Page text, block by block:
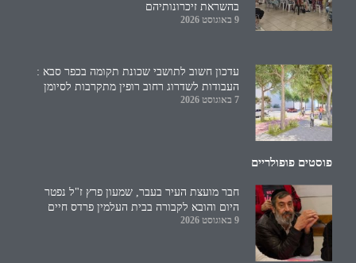
בהשראת זיכרונותיהם
9 באוגוסט 2026
עדכון חשוב לתושבי שכונת תקומה בכפר סבא :
העבודות לשדרוג רחוב רופין מתקרבות לסיומן
7 באוגוסט 2026
פוסטים פופולריים
חבר מועצת העיר בעבר, שמעון פרץ ז"ל נפטר
היום והובא לקבורה בבית העלמין פרדס חיים
9 באוגוסט 2026